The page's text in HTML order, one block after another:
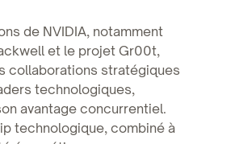
de NVIDIA, notamment
et le projet Gr00t,
collaborations stratégiques
technologiques,
avantage concurrentiel.
technologique, combiné à